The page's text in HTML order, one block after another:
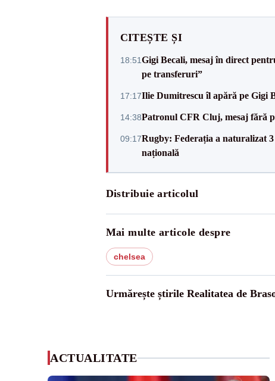
CITEȘTE ȘI
18:51Gigi Becali, mesaj în direct
pe transferuri”
17:17Ilie Dumitrescu îl apără pe Gigi
14:38Patronul CFR Cluj, mesaj fără
09:17Rugby: Federația a naturalizat
națională
Distribuie articolul
Mai multe articole despre
chelsea
Urmărește știrile Realitatea de
ACTUALITATE